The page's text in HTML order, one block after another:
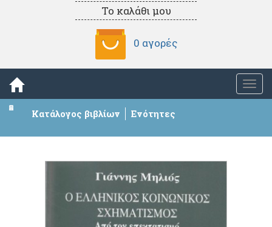
Το καλάθι μου
0 αγορές
Κατάλογος βιβλίων Ενότητες